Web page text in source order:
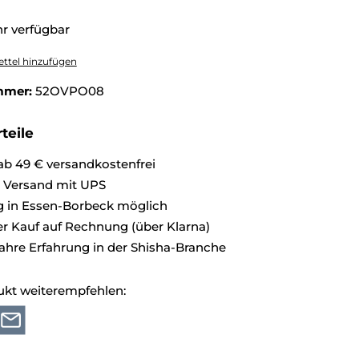
verfügbar
hinzufügen
52OVPO08
49 € versandkostenfrei
mit UPS
in Essen-Borbeck möglich
Kauf auf Rechnung (über Klarna)
Erfahrung in der Shisha-Branche
weiterempfehlen: